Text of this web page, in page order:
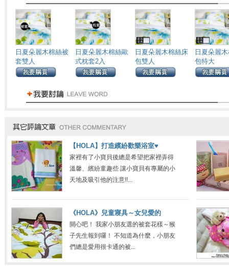
日夏朵麗木棉絲被
套雙人
日夏朵麗木棉絲歐
式枕套2入
日夏朵麗木棉絲床
包雙人
日夏朵麗
包特大
【HOLA】打造繽紛歡樂浴室♥
家裡有了小寶貝後總是希望把家裡弄得
溫馨、繽紛童趣些 讓小寶貝有專屬的小
天地及吸引他的注意!!...
《HOLA》兒童寢具～女兒愛的
開心吧！ 我家小朋友選的被套花樣～猴
子先生報到囉！ 不知道為什麼，小朋友
們總是愛用很卡通的被...